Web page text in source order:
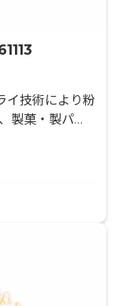
イ技術により粉
製菓・製パ
です。果汁と
いますので、
が良くない製品
。